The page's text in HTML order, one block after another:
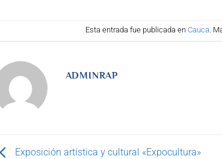
Esta entrada fue publicada en Cauca.
ADMINRAP
Exposición artística y cultural «Expocultura»